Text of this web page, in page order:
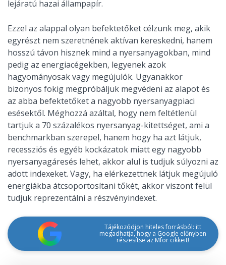
lejáratú hazai állampapír.
Ezzel az alappal olyan befektetőket célzunk meg, akik
egyrészt nem szeretnének aktívan kereskedni, hanem
hosszú távon hisznek mind a nyersanyagokban, mind
pedig az energiacégekben, legyenek azok
hagyományosak vagy megújulók. Ugyanakkor
bizonyos fokig megpróbáljuk megvédeni az alapot és
az abba befektetőket a nagyobb nyersanyagpiaci
esésektől. Méghozzá azáltal, hogy nem feltétlenül
tartjuk a 70 százalékos nyersanyag-kitettséget, ami a
benchmarkban szerepel, hanem hogy ha azt látjuk,
recessziós és egyéb kockázatok miatt egy nagyobb
nyersanyagáresés lehet, akkor alul is tudjuk súlyozni az
adott indexeket. Vagy, ha elérkezettnek látjuk megújuló
energiákba átcsoportosítani tőkét, akkor viszont felül
tudjuk reprezentálni a részvényindexet.
Tájékozódjon hiteles forrásból: itt
megadhatja, hogy a Google előnyben
részesítse az Mfor cikkeit!